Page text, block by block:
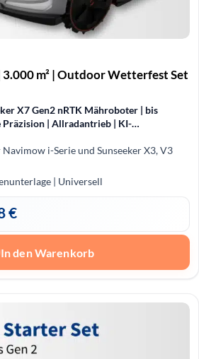
3.000 m² | Outdoor Wetterfest Set
X7 Gen2 nRTK Mähroboter | bis
Präzision | Allradantrieb | KI-
i-Serie und Sunseeker X3, V3
| Universell
€
In den Warenkorb